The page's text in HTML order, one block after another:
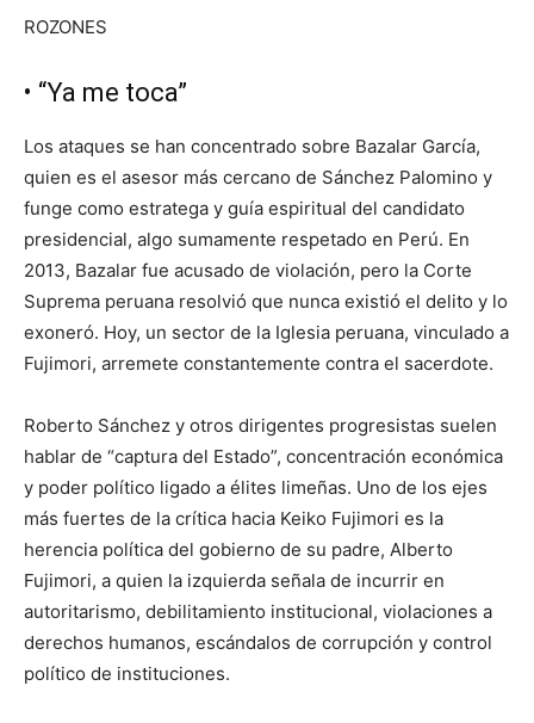
ROZONES
• “Ya me toca”
Los ataques se han concentrado sobre Bazalar García,
quien es el asesor más cercano de Sánchez Palomino y
funge como estratega y guía espiritual del candidato
presidencial, algo sumamente respetado en Perú. En
2013, Bazalar fue acusado de violación, pero la Corte
Suprema peruana resolvió que nunca existió el delito y lo
exoneró. Hoy, un sector de la Iglesia peruana, vinculado a
Fujimori, arremete constantemente contra el sacerdote.
Roberto Sánchez y otros dirigentes progresistas suelen
hablar de “captura del Estado”, concentración económica
y poder político ligado a élites limeñas. Uno de los ejes
más fuertes de la crítica hacia Keiko Fujimori es la
herencia política del gobierno de su padre, Alberto
Fujimori, a quien la izquierda señala de incurrir en
autoritarismo, debilitamiento institucional, violaciones a
derechos humanos, escándalos de corrupción y control
político de instituciones.